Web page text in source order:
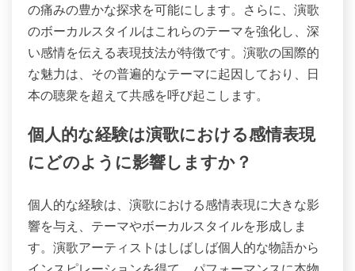
の痛みの豊かな探求を可能にします。さらに、演歌
のボーカルスタイルはこれらのテーマを強化し、深
い感情を伝える表現技法が特徴です。演歌の国際的
な魅力は、その普遍的なテーマに起因しており、日
本の聴衆を超えて共感を呼び起こします。
個人的な経験は演歌における感情表現
にどのように影響しますか？
個人的な経験は、演歌における感情表現に大きな影
響を与え、テーマやボーカルスタイルを形成しま
す。演歌アーティストはしばしば個人的な物語から